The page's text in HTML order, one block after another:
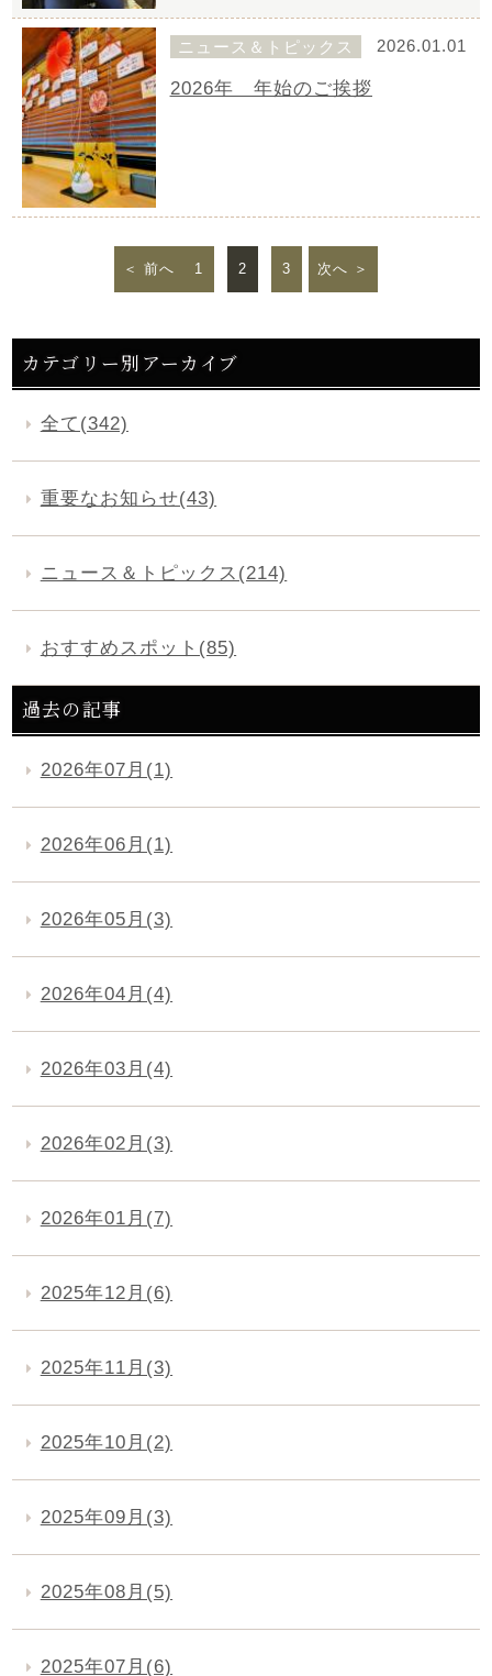
ニュース＆トピックス 2026.01.01
2026年 年始のご挨拶
前へ 1 2 3 次へ
カテゴリー別アーカイブ
全て(342)
重要なお知らせ(43)
ニュース＆トピックス(214)
おすすめスポット(85)
過去の記事
2026年07月(1)
2026年06月(1)
2026年05月(3)
2026年04月(4)
2026年03月(4)
2026年02月(3)
2026年01月(7)
2025年12月(6)
2025年11月(3)
2025年10月(2)
2025年09月(3)
2025年08月(5)
2025年07月(6)